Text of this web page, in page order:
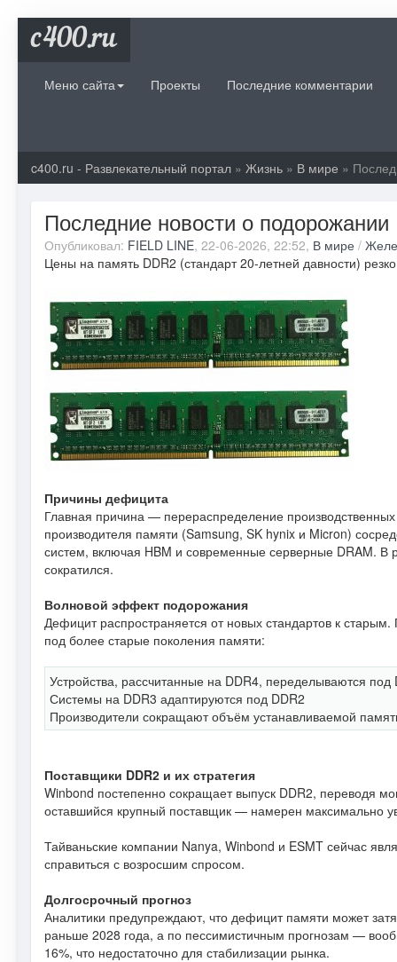
c400.ru
Меню сайта Проекты Последние комментарии
c400.ru - Развлекательный портал» Жизнь» В мире »
Последние новости о подорожании
Опубликовал: FIELD LINE, 22-06-2026, 22:52, В мире /
Цены на память DDR2 (стандарт 20-летней давности)
Причины дефицита
Главная причина — перераспределение
производителя памяти (Samsung, SK hynix и Micron)
систем, включая HBM и современные серверные DRAM. В
сократился.
Волновой эффект подорожания
Дефицит распространяется от новых стандартов к
под более старые поколения памяти:
Устройства, рассчитанные на DDR4, переделываются под
Системы на DDR3 адаптируются под DDR2
Производители сокращают объём устанавливаемой
Поставщики DDR2 и их стратегия
Winbond постепенно сокращает выпуск DDR2, переводя
оставшийся крупный поставщик — намерен максимально
Тайваньские компании Nanya, Winbond и ESMT сейчас
справиться с возросшим спросом.
Долгосрочный прогноз
Аналитики предупреждают, что дефицит памяти может
раньше 2028 года, а по пессимистичным прогнозам —
16%, что недостаточно для стабилизации рынка.